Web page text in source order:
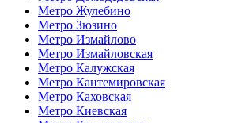
Метро Жулебино
Метро Зюзино
Метро Измайлово
Метро Измайловская
Метро Калужская
Метро Кантемировская
Метро Каховская
Метро Киевская